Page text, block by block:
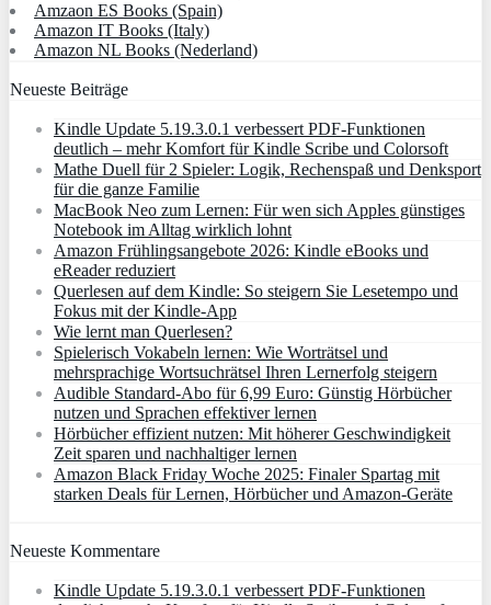
Amzaon ES Books (Spain)
Amazon IT Books (Italy)
Amazon NL Books (Nederland)
Neueste Beiträge
Kindle Update 5.19.3.0.1 verbessert PDF-Funktionen
deutlich – mehr Komfort für Kindle Scribe und Colorsoft
Mathe Duell für 2 Spieler: Logik, Rechenspaß und Denksport
für die ganze Familie
MacBook Neo zum Lernen: Für wen sich Apples günstiges
Notebook im Alltag wirklich lohnt
Amazon Frühlingsangebote 2026: Kindle eBooks und
eReader reduziert
Querlesen auf dem Kindle: So steigern Sie Lesetempo und
Fokus mit der Kindle-App
Wie lernt man Querlesen?
Spielerisch Vokabeln lernen: Wie Worträtsel und
mehrsprachige Wortsuchrätsel Ihren Lernerfolg steigern
Audible Standard-Abo für 6,99 Euro: Günstig Hörbücher
nutzen und Sprachen effektiver lernen
Hörbücher effizient nutzen: Mit höherer Geschwindigkeit
Zeit sparen und nachhaltiger lernen
Amazon Black Friday Woche 2025: Finaler Spartag mit
starken Deals für Lernen, Hörbücher und Amazon‑Geräte
Neueste Kommentare
Kindle Update 5.19.3.0.1 verbessert PDF-Funktionen